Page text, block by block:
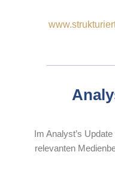
Im Analyst’s
relevanten